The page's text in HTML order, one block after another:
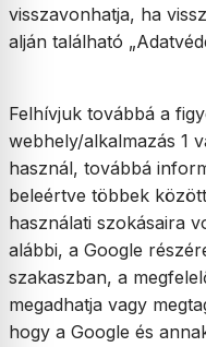
visszavonhatja, ha
alján található
Felhívjuk továbbá a
webhely/alkalmazás 1
használ, továbbá
beleértve többek
használati szokásaira
alábbi, a Google
szakaszban, a
megadhatja vagy
hogy a Google és